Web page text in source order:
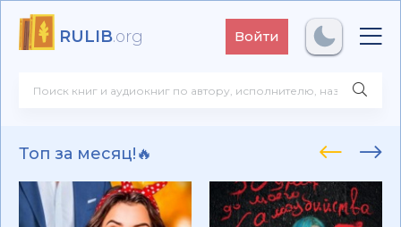
RULIB.org Войти
Топ за месяц!🔥